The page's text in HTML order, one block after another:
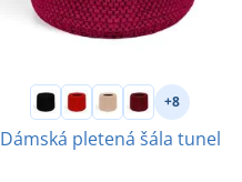
+8
Dámská pletená šála tunel